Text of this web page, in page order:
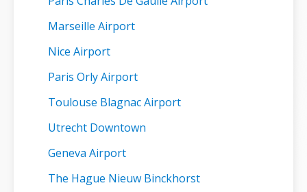
Marseille Airport
Nice Airport
Paris Orly Airport
Toulouse Blagnac Airport
Utrecht Downtown
Geneva Airport
The Hague Nieuw Binckhorst